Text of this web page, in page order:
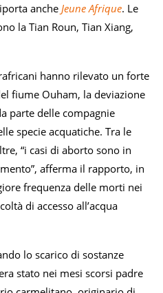
anche Jeune Afrique. Le
la Tian Roun, Tian Xiang,
hanno rilevato un forte
fiume Ouham, la deviazione
parte delle compagnie
specie acquatiche. Tra le
“i casi di aborto sono in
afferma il rapporto, in
frequenza delle morti nei
di accesso all’acqua
lo scarico di sostanze
stato nei mesi scorsi padre